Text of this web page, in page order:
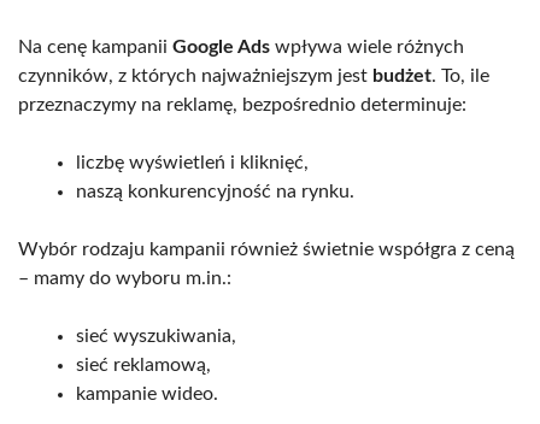
Na cenę kampanii Google Ads wpływa wiele różnych
czynników, z których najważniejszym jest budżet. To, ile
przeznaczymy na reklamę, bezpośrednio determinuje:
liczbę wyświetleń i kliknięć,
naszą konkurencyjność na rynku.
Wybór rodzaju kampanii również świetnie współgra z ceną
– mamy do wyboru m.in.:
sieć wyszukiwania,
sieć reklamową,
kampanie wideo.